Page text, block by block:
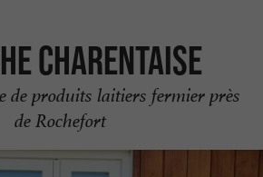
Charentaise
de produits laitiers fermier près
de Rochefort